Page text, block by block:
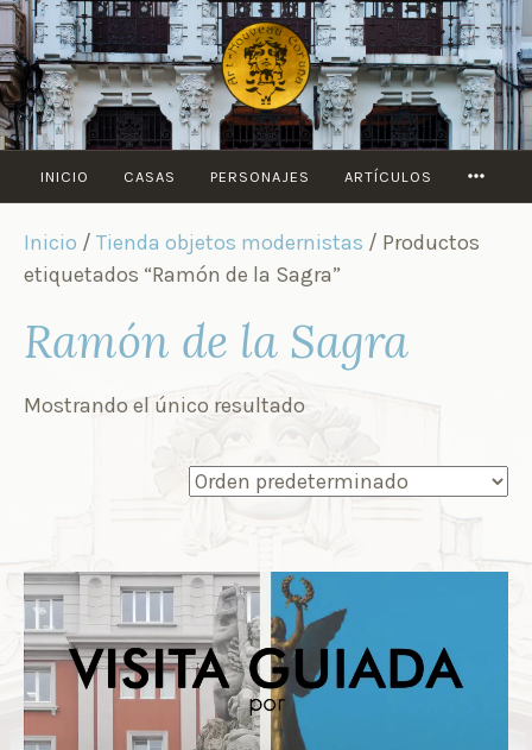
Saltar
al
contenido
INICIO CASAS PERSONAJES ARTÍCULOS
Inicio / Tienda objetos modernistas / Productos
etiquetados “Ramón de la Sagra”
Ramón de la Sagra
Mostrando el único resultado